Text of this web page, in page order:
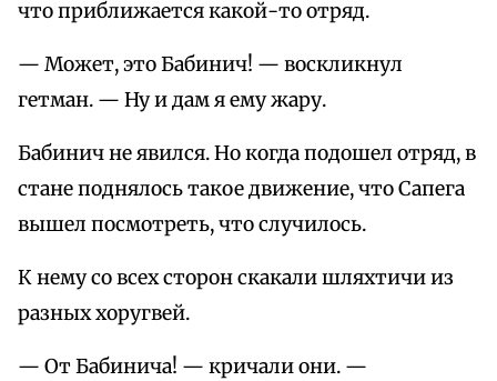
что приближается какой-то отряд.
— Может, это Бабинич! — воскликнул
гетман. — Ну и дам я ему жару.
Бабинич не явился. Но когда подошел отряд, в
стане поднялось такое движение, что Сапега
вышел посмотреть, что случилось.
К нему со всех сторон скакали шляхтичи из
разных хоругвей.
— От Бабинича! — кричали они. —